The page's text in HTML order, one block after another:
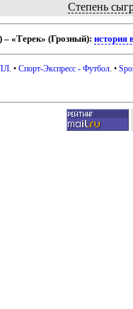
Степень
– «Терек» (Грозный):история
. •Спорт-Экспресс - Футбол . •